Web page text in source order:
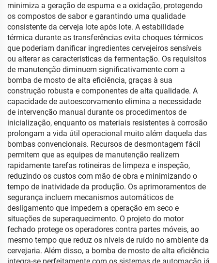
minimiza a geração de espuma e a oxidação, protegendo
os compostos de sabor e garantindo uma qualidade
consistente da cerveja lote após lote. A estabilidade
térmica durante as transferências evita choques térmicos
que poderiam danificar ingredientes cervejeiros sensíveis
ou alterar as características da fermentação. Os requisitos
de manutenção diminuem significativamente com a
bomba de mosto de alta eficiência, graças à sua
construção robusta e componentes de alta qualidade. A
capacidade de autoescorvamento elimina a necessidade
de intervenção manual durante os procedimentos de
inicialização, enquanto os materiais resistentes à corrosão
prolongam a vida útil operacional muito além daquela das
bombas convencionais. Recursos de desmontagem fácil
permitem que as equipes de manutenção realizem
rapidamente tarefas rotineiras de limpeza e inspeção,
reduzindo os custos com mão de obra e minimizando o
tempo de inatividade da produção. Os aprimoramentos de
segurança incluem mecanismos automáticos de
desligamento que impedem a operação em seco e
situações de superaquecimento. O projeto do motor
fechado protege os operadores contra partes móveis, ao
mesmo tempo que reduz os níveis de ruído no ambiente da
cervejaria. Além disso, a bomba de mosto de alta eficiência